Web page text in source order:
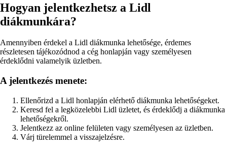
Hogyan jelentkezhetsz a Lidl
diákmunkára?
Amennyiben érdekel a Lidl diákmunka lehetősége, érdemes
részletesen tájékozódnod a cég honlapján vagy személyesen
érdeklődni valamelyik üzletben.
A jelentkezés menete:
Ellenőrizd a Lidl honlapján elérhető diákmunka lehetőségeket.
Keresd fel a legközelebbi Lidl üzletet, és érdeklődj a diákmunka
lehetőségekről.
Jelentkezz az online felületen vagy személyesen az üzletben.
Várj türelemmel a visszajelzésre.